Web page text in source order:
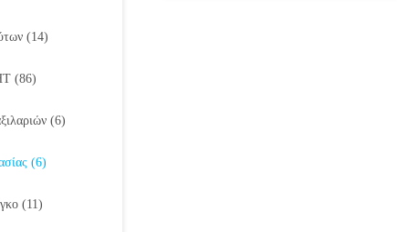
(14)
(86)
(6)
(6)
(11)